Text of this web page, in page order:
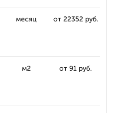
месяц от 22352 руб.
м2 от 91 руб.